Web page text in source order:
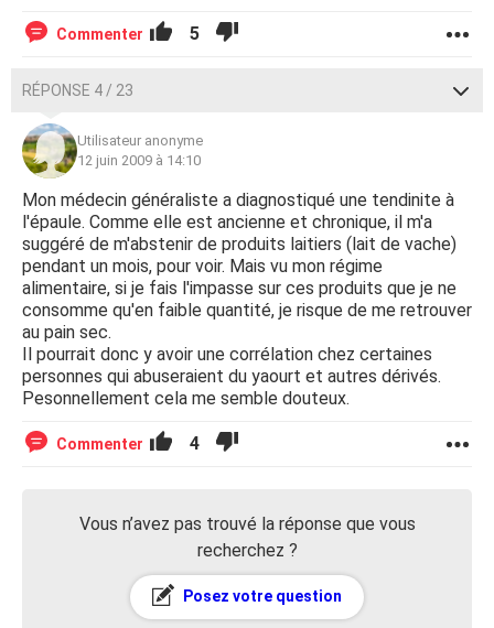
Commenter 5
RÉPONSE 4 / 23
Utilisateur anonyme
12 juin 2009 à 14:10
Mon médecin généraliste a diagnostiqué une tendinite à
l'épaule. Comme elle est ancienne et chronique, il m'a
suggéré de m'abstenir de produits laitiers (lait de vache)
pendant un mois, pour voir. Mais vu mon régime
alimentaire, si je fais l'impasse sur ces produits que je ne
consomme qu'en faible quantité, je risque de me retrouver
au pain sec.
Il pourrait donc y avoir une corrélation chez certaines
personnes qui abuseraient du yaourt et autres dérivés.
Pesonnellement cela me semble douteux.
Commenter 4
Vous n’avez pas trouvé la réponse que vous
recherchez ?
Posez votre question